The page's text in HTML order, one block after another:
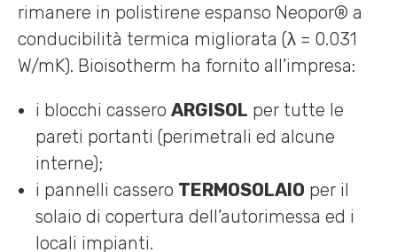
rimanere in polistirene espanso Neopor® a
conducibilità termica migliorata (λ = 0.031
W/mK). Bioisotherm ha fornito all’impresa:
i blocchi cassero ARGISOL per tutte le
pareti portanti (perimetrali ed alcune
interne);
i pannelli cassero TERMOSOLAIO per il
solaio di copertura dell’autorimessa ed i
locali impianti.